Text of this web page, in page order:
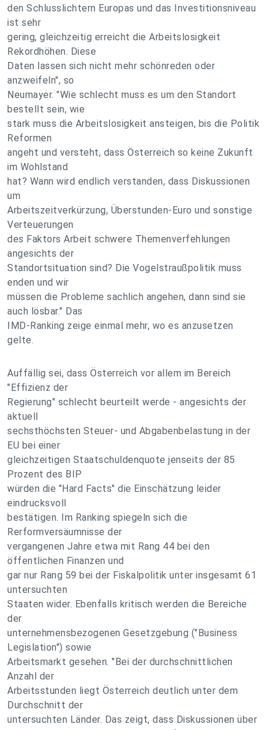
den Schlusslichtern Europas und das Investitionsniveau
ist sehr
gering, gleichzeitig erreicht die Arbeitslosigkeit
Rekordhöhen. Diese
Daten lassen sich nicht mehr schönreden oder
anzweifeln", so
Neumayer. "Wie schlecht muss es um den Standort
bestellt sein, wie
stark muss die Arbeitslosigkeit ansteigen, bis die Politik
Reformen
angeht und versteht, dass Österreich so keine Zukunft
im Wohlstand
hat? Wann wird endlich verstanden, dass Diskussionen
um
Arbeitszeitverkürzung, Überstunden-Euro und sonstige
Verteuerungen
des Faktors Arbeit schwere Themenverfehlungen
angesichts der
Standortsituation sind? Die Vogelstraußpolitik muss
enden und wir
müssen die Probleme sachlich angehen, dann sind sie
auch lösbar." Das
IMD-Ranking zeige einmal mehr, wo es anzusetzen
gelte.
Auffällig sei, dass Österreich vor allem im Bereich
"Effizienz der
Regierung" schlecht beurteilt werde - angesichts der
aktuell
sechsthöchsten Steuer- und Abgabenbelastung in der
EU bei einer
gleichzeitigen Staatschuldenquote jenseits der 85
Prozent des BIP
würden die "Hard Facts" die Einschätzung leider
eindrucksvoll
bestätigen. Im Ranking spiegeln sich die
Rerformversäumnisse der
vergangenen Jahre etwa mit Rang 44 bei den
öffentlichen Finanzen und
gar nur Rang 59 bei der Fiskalpolitik unter insgesamt 61
untersuchten
Staaten wider. Ebenfalls kritisch werden die Bereiche
der
unternehmensbezogenen Gesetzgebung ("Business
Legislation") sowie
Arbeitsmarkt gesehen. "Bei der durchschnittlichen
Anzahl der
Arbeitsstunden liegt Österreich deutlich unter dem
Durchschnitt der
untersuchten Länder. Das zeigt, dass Diskussionen über